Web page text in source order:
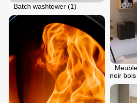
Batch washtower (1)
noir